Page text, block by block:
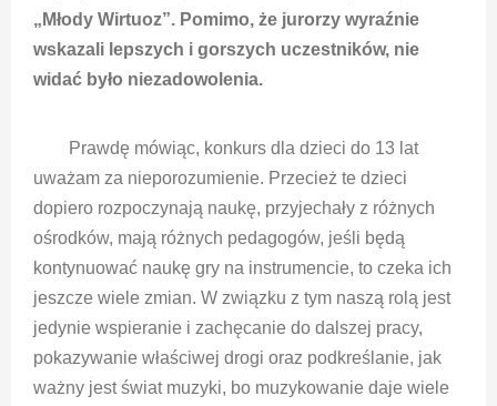
„Młody Wirtuoz”. Pomimo, że jurorzy wyraźnie
wskazali lepszych i gorszych uczestników, nie
widać było niezadowolenia.
Prawdę mówiąc, konkurs dla dzieci do 13 lat
uważam za nieporozumienie. Przecież te dzieci
dopiero rozpoczynają naukę, przyjechały z różnych
ośrodków, mają różnych pedagogów, jeśli będą
kontynuować naukę gry na instrumencie, to czeka ich
jeszcze wiele zmian. W związku z tym naszą rolą jest
jedynie wspieranie i zachęcanie do dalszej pracy,
pokazywanie właściwej drogi oraz podkreślanie, jak
ważny jest świat muzyki, bo muzykowanie daje wiele